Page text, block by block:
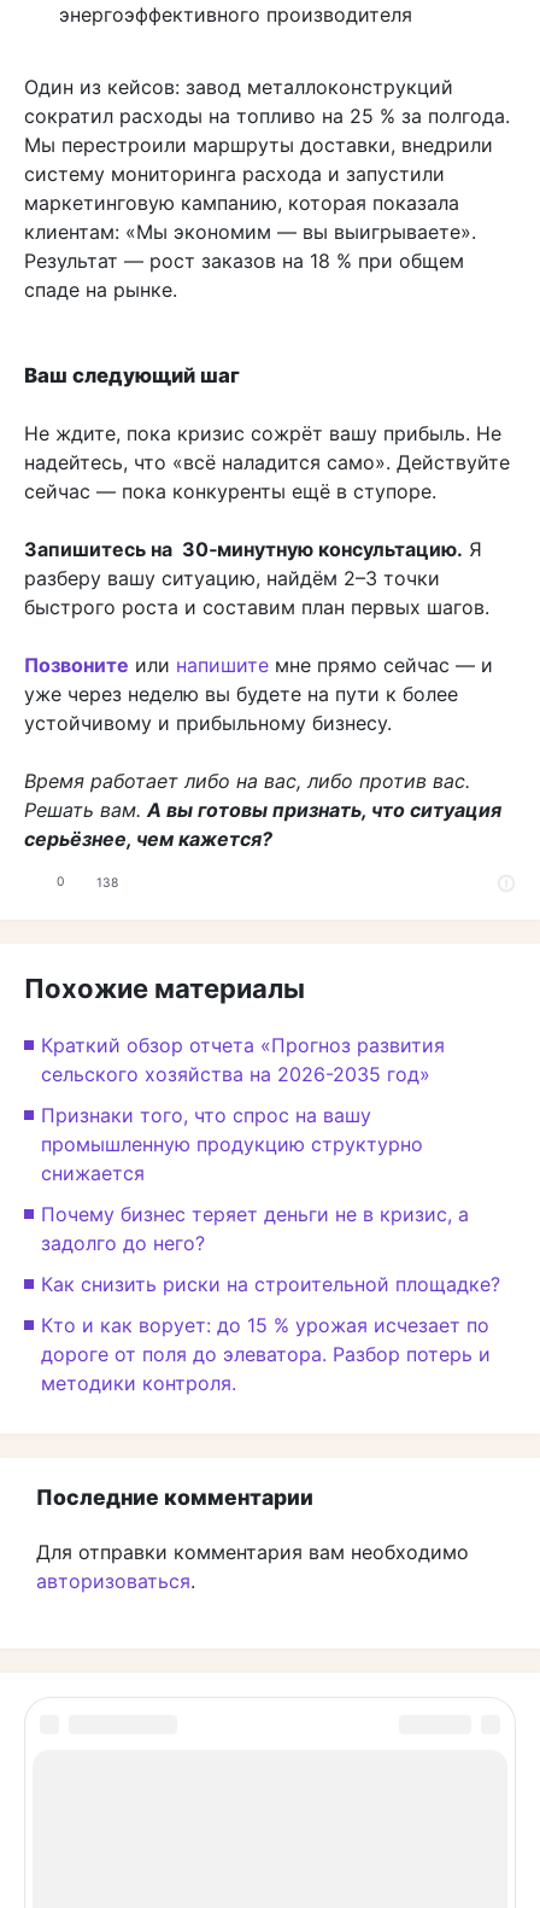
энергоэффективного производителя
Один из кейсов: завод металлоконструкций
сократил расходы на топливо на 25 % за полгода.
Мы перестроили маршруты доставки, внедрили
систему мониторинга расхода и запустили
маркетинговую кампанию, которая показала
клиентам: «Мы экономим — вы выигрываете».
Результат — рост заказов на 18 % при общем
спаде на рынке.
Ваш следующий шаг
Не ждите, пока кризис сожрёт вашу прибыль. Не
надейтесь, что «всё наладится само». Действуйте
сейчас — пока конкуренты ещё в ступоре.
Запишитесь на 30‑минутную консультацию. Я
разберу вашу ситуацию, найдём 2–3 точки
быстрого роста и составим план первых шагов.
Позвоните или напишите мне прямо сейчас — и
уже через неделю вы будете на пути к более
устойчивому и прибыльному бизнесу.
Время работает либо на вас, либо против вас.
Решать вам. А вы готовы признать, что ситуация
серьёзнее, чем кажется?
0 138
Похожие материалы
Краткий обзор отчета «Прогноз развития
сельского хозяйства на 2026-2035 год»
Признаки того, что спрос на вашу
промышленную продукцию структурно
снижается
Почему бизнес теряет деньги не в кризис, а
задолго до него?
Как снизить риски на строительной площадке?
Кто и как ворует: до 15 % урожая исчезает по
дороге от поля до элеватора. Разбор потерь и
методики контроля.
Последние комментарии
Для отправки комментария вам необходимо
авторизоваться.